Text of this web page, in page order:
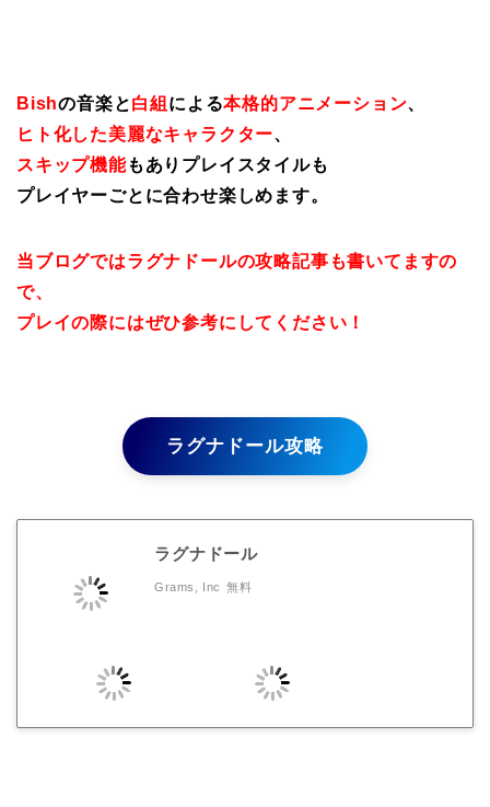
Bishの音楽と白組 による本格的アニメーション、
ヒト化した美麗なキャラクター、
スキップ機能もありプレイスタイルも
プレイヤーごとに合わせ楽しめます。
当ブログではラグナドールの攻略記事も書いてますの
で、
プレイの際にはぜひ参考にしてください！
ラグナドール攻略
ラグナドール
Grams, Inc 無料